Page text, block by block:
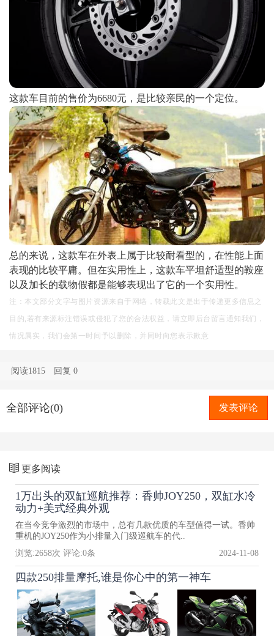
这款车目前的售价为6680元，是比较亲民的一个定位。
总的来说，这款车在外表上属于比较耐看型的，在性能上面
表现的比较平庸。但在实用性上，这款车平坦舒适型的鞍座
以及加长的载物假都是能够表现出了它的一个实用性。
注：本文部分文字与图片资源来自于网络，转载此文是出于传递更多信息之
目的,若有来源标注错误或侵犯了您的合法权益，请立即后台留言通知我们，
情况属实，我们会第一时间予以删除，并同时向您表示歉意
阅读1815 回复0
全部评论(0) 发表评论
更多阅读
1万出头的双缸巡航推荐：香帅JOY250，双缸水冷
动力+美式经典外观
在当今竞争激烈的市场中，总有几款优质的车型值得一试。香帅
重机的JOY250作为小排量入门级巡航车的代..
浏览:2658次 评论:0条 2024-11-08
四款250排量摩托,谁是你心中的第一神车